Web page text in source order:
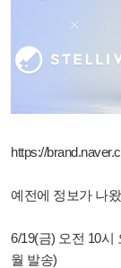
https://
예전에 정보가 나
6/19(금) 오전 10시
월 발송)